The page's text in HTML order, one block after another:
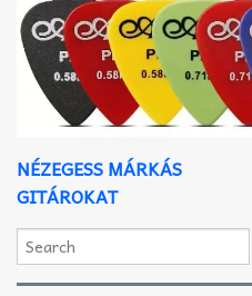
NÉZEGESS MÁRKÁS
GITÁROKAT